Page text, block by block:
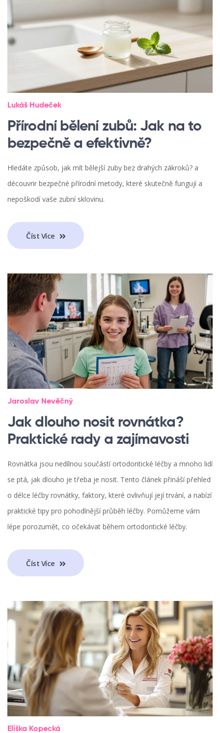
Lukáš Hudeček
Přírodní bělení zubů: Jak na to
bezpečně a efektivně?
Hledáte způsob, jak mít bělejší zuby bez drahých zákroků? a
découvrir bezpečné přírodní metody, které skutečně fungují a
nepoškodí vaše zubní sklovinu.
Číst Více
Jaroslav Nevěčný
Jak dlouho nosit rovnátka?
Praktické rady a zajímavosti
Rovnátka jsou nedílnou součástí ortodontické léčby a mnoho lidí
se ptá, jak dlouho je třeba je nosit. Tento článek přináší přehled
o délce léčby rovnátky, faktory, které ovlivňují její trvání, a nabízí
praktické tipy pro pohodlnější průběh léčby. Pomůžeme vám
lépe porozumět, co očekávat během ortodontické léčby.
Číst Více
Eliška Kopecká